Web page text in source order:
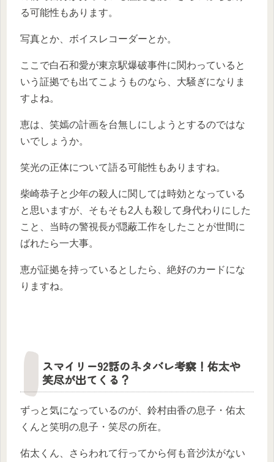
る可能性もあります。
写真とか、ボイスレコーダーとか。
ここで白石和愛が東京駅爆破事件に関わっていると
いう証拠でも出てこようものなら、大騒ぎになりま
すよね。
恵は、笑嫣の計画を台無しにしようとするのではな
いでしょうか。
笑光の正体について語る可能性もありますね。
柴崎恭子と少年の殺人に関しては時効となっている
と思いますが、そもそも2人も殺して身代わりにした
こと、当時の警視長が隠蔽工作をしたことが世間に
ばれたら一大事。
恵が証拠を持っているとしたら、絶好のカードにな
りますね。
スマイリー92話のネタバレ考察！佑太や
笑尽が出てくる？
ずっと気になっているのが、鈴村由香の息子・佑太
くんと笑明の息子・笑尽の所在。
佑太くん、さらわれて行ってから何も音沙汰がない